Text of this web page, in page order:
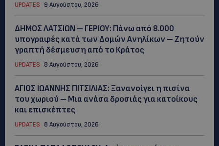
UPDATES 9 Αυγούστου, 2026
ΔΗΜΟΣ ΛΑΤΣΙΩΝ – ΓΕΡΙΟΥ: Πάνω από 8.000
υπογραφές κατά των Δομών Ανηλίκων – Ζητούν
γραπτή δέσμευση από το Κράτος
UPDATES 8 Αυγούστου, 2026
ΑΓΙΟΣ ΙΩΑΝΝΗΣ ΠΙΤΣΙΛΙΑΣ: Ξανανοίγει η πισίνα
του χωριού – Μια ανάσα δροσιάς για κατοίκους
και επισκέπτες
UPDATES 8 Αυγούστου, 2026